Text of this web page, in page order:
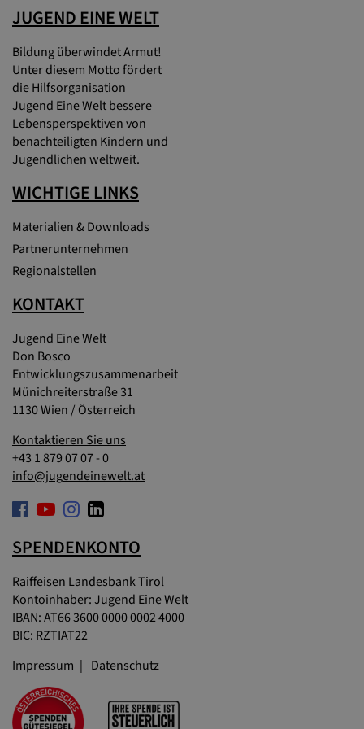
JUGEND EINE WELT
Bildung überwindet Armut!
Unter diesem Motto fördert
die Hilfsorganisation
Jugend Eine Welt bessere
Lebensperspektiven von
benachteiligten Kindern und
Jugendlichen weltweit.
WICHTIGE LINKS
Materialien & Downloads
Partnerunternehmen
Regionalstellen
KONTAKT
Jugend Eine Welt
Don Bosco
Entwicklungszusammenarbeit
Münichreiterstraße 31
1130 Wien / Österreich
Kontaktieren Sie uns
+43 1 879 07 07 - 0
info@jugendeinewelt.at
SPENDENKONTO
Raiffeisen Landesbank Tirol
Kontoinhaber: Jugend Eine Welt
IBAN: AT66 3600 0000 0002 4000
BIC: RZTIAT22
Impressum
Datenschutz